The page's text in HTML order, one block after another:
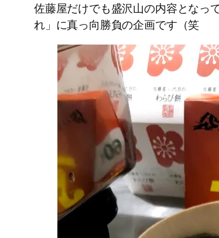
佐藤屋だけでも盛沢山の内容となっ
れ」に真っ向勝負の企画です（笑